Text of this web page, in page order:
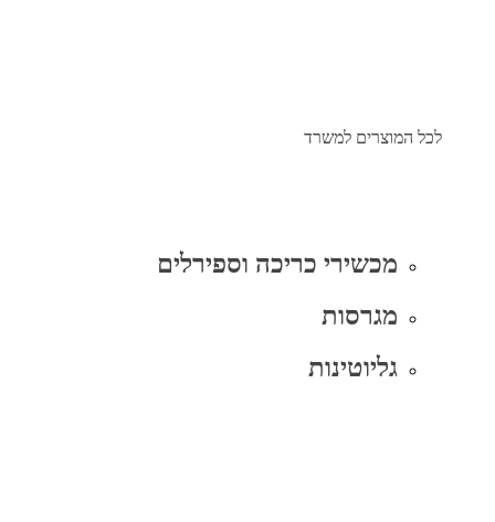
לכל המוצרים למשרד
מכשירי כריכה וספירלים
מגרסות
גליוטינות